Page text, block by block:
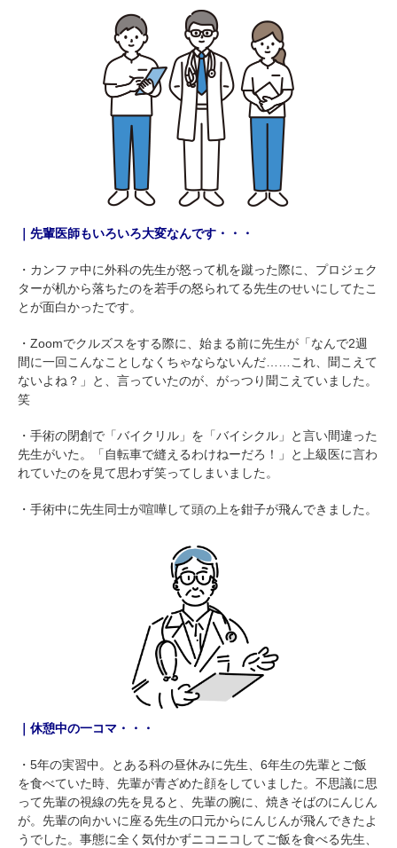
｜先輩医師もいろいろ大変なんです・・・
・カンファ中に外科の先生が怒って机を蹴った際に、プロジェク
ターが机から落ちたのを若手の怒られてる先生のせいにしてたこ
とが面白かったです。
・Zoomでクルズスをする際に、始まる前に先生が「なんで2週
間に一回こんなことしなくちゃならないんだ……これ、聞こえて
ないよね？」と、言っていたのが、がっつり聞こえていました。
笑
・手術の閉創で「バイクリル」を「バイシクル」と言い間違った
先生がいた。「自転車で縫えるわけねーだろ！」と上級医に言わ
れていたのを見て思わず笑ってしまいました。
・手術中に先生同士が喧嘩して頭の上を鉗子が飛んできました。
｜休憩中の一コマ・・・
・5年の実習中。とある科の昼休みに先生、6年生の先輩とご飯
を食べていた時、先輩が青ざめた顔をしていました。不思議に思
って先輩の視線の先を見ると、先輩の腕に、焼きそばのにんじん
が。先輩の向かいに座る先生の口元からにんじんが飛んできたよ
うでした。事態に全く気付かずニコニコしてご飯を食べる先生、